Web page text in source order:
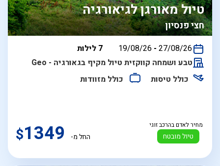
חצי פנסיון
טיול מאורגן לגיאורגיה
בין
19/08/26 - 27/08/26
7 לילות
טבע ושמחה קווקזית טיול מקיף בגאורגיה - Geo
כולל טיסות
כולל מזוודות
טיול מובטח
מחיר לאדם בהרכב זוגי
החל מ- $1349